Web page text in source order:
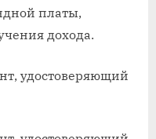
платы,
дохода.
удостоверяющий